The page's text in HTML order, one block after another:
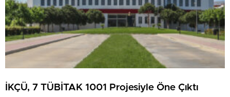
İKÇÜ, 7 TÜBİTAK 1001 Projesiyle Öne Çıktı